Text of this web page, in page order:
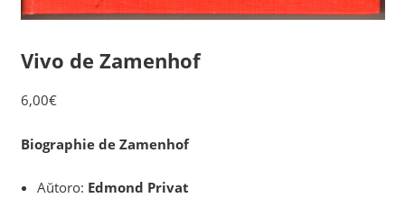
Vivo de Zamenhof
6,00€
Biographie de Zamenhof
Aŭtoro: Edmond Privat